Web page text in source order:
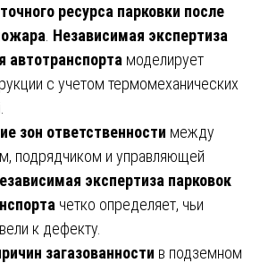
ресурса парковки после
Независимая экспертиза
автотранспорта моделирует
с учетом термомеханических
зон ответственности между
подрядчиком и управляющей
экспертиза парковок
четко определяет, чьи
к дефекту.
загазованности в подземном